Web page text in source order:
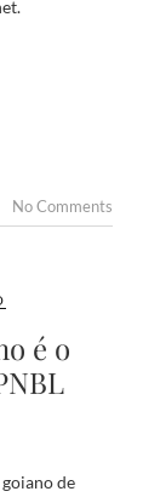
No Comments
é o
de